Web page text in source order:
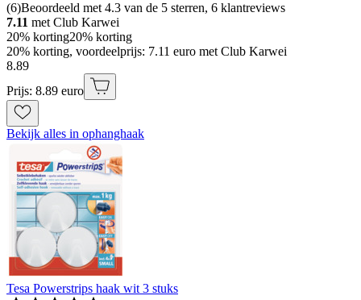
(6)Beoordeeld met 4.3 van de 5 sterren, 6 klantreviews
7.11 met Club Karwei
20% korting20% korting
20% korting, voordeelprijs: 7.11 euro met Club Karwei
8.89
Prijs: 8.89 euro
Bekijk alles in ophanghaak
Tesa Powerstrips haak wit 3 stuks